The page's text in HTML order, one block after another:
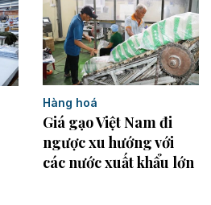
Hàng hoá
Giá gạo Việt Nam đi
ngược xu hướng với
các nước xuất khẩu lớn